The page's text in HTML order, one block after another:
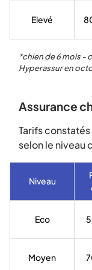
Elevé
*chien de 6 mois -
Hyperassur en
Assurance
Tarifs
selon le niveau
Niveau
Eco
Moyen